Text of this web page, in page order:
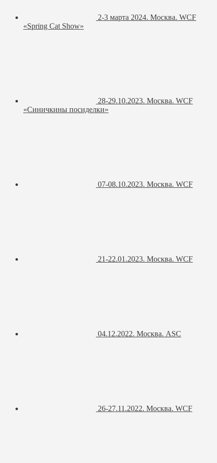
2-3 марта 2024. Москва. WCF
«Spring Cat Show»
28-29.10.2023. Москва. WCF
«Синичкины посиделки»
07-08.10.2023. Москва. WCF
21-22.01.2023. Москва. WCF
04.12.2022. Москва. ASC
26-27.11.2022. Москва. WCF